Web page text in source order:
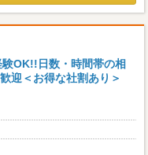
験OK!!日数・時間帯の相
迎＜お得な社割あり＞